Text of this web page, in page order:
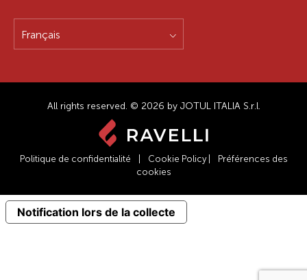
Français
All rights reserved. © 2026 by JOTUL ITALIA S.r.l.
Politique de confidentialité Cookie Policy
Préférences des
cookies
Notification lors de la collecte